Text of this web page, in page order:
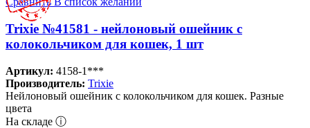
Trixie №41581 - нейлоновый ошейник с
колокольчиком для кошек, 1 шт
Артикул: 4158-1***
Производитель: Trixie
Нейлоновый ошейник с колокольчиком для кошек. Разные
цвета
На складе ⓘ